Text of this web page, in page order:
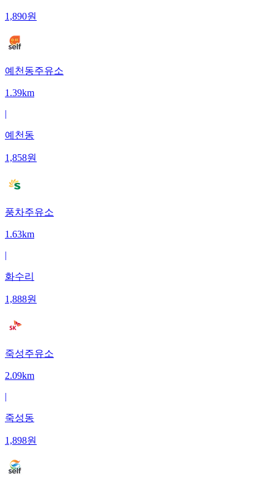
1,890원
예천동주유소
1.39km
|
예천동
1,858원
풍차주유소
1.63km
|
화수리
1,888원
죽성주유소
2.09km
|
죽성동
1,898원